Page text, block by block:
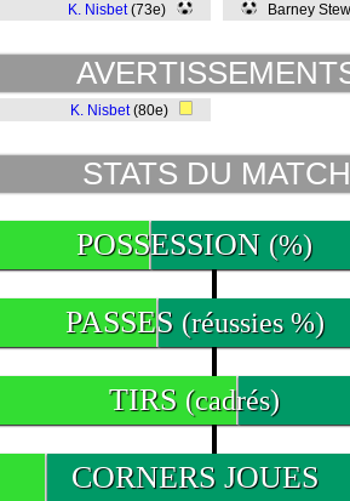
K. Nisbet(73e) Barney
K. Nisbet(80e)
STATS DU MATCH
POSSESSION (%)
PASSES (réussies %)
TIRS (cadrés)
CORNERS JOUES